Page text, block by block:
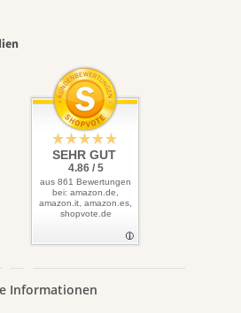
SEHR GUT
4.86 / 5
aus 861 Bewertungen
bei: amazon.de,
amazon.it, amazon.es,
shopvote.de
Informationen